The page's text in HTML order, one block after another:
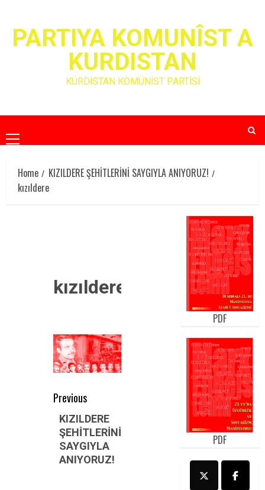
contentPARTIYA KOMUNÎST A
KURDISTAN
KÜRDİSTAN KOMÜNİST PARTİSİ
Primary
Menu
Home
KIZILDERE ŞEHİTLERİNİ SAYGIYLA ANIYORUZ!
kızıldere
kızıldere
Post
navigation
Previous
Previous
post:
KIZILDERE
ŞEHİTLERİNİ
SAYGIYLA
ANIYORUZ!
PDF
PDF